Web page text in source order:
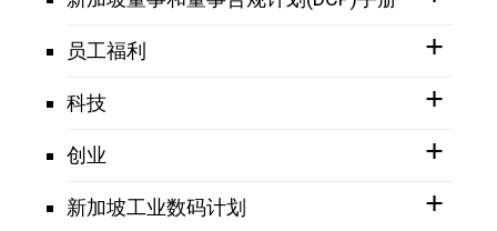
员工福利
科技
创业
新加坡工业数码计划